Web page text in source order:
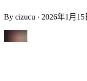
By cizucu · 2026年1月15